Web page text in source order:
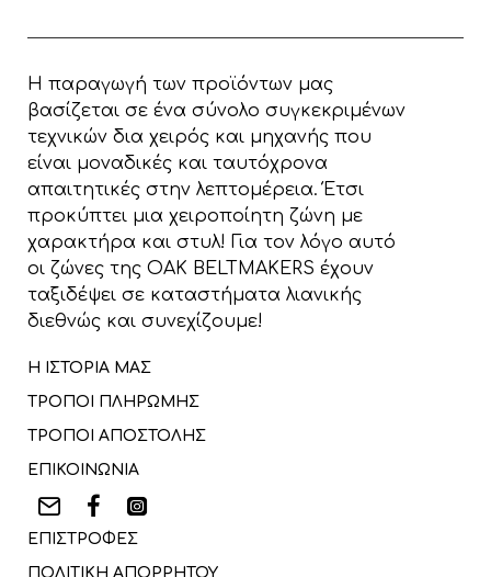
Η παραγωγή των προϊόντων μας
βασίζεται σε ένα σύνολο συγκεκριμένων
τεχνικών δια χειρός και μηχανής που
είναι μοναδικές και ταυτόχρονα
απαιτητικές στην λεπτομέρεια. Έτσι
προκύπτει μια χειροποίητη ζώνη με
χαρακτήρα και στυλ! Για τον λόγο αυτό
οι ζώνες της OAK BELTMAKERS έχουν
ταξιδέψει σε καταστήματα λιανικής
διεθνώς και συνεχίζουμε!
Η ΙΣΤΟΡΙΑ ΜΑΣ
ΤΡΟΠΟΙ ΠΛΗΡΩΜΗΣ
ΤΡΟΠΟΙ ΑΠΟΣΤΟΛΗΣ
ΕΠΙΚΟΙΝΩΝΙΑ
ΕΠΙΣΤΡΟΦΕΣ
ΠΟΛΙΤΙΚΗ ΑΠΟΡΡΗΤΟΥ